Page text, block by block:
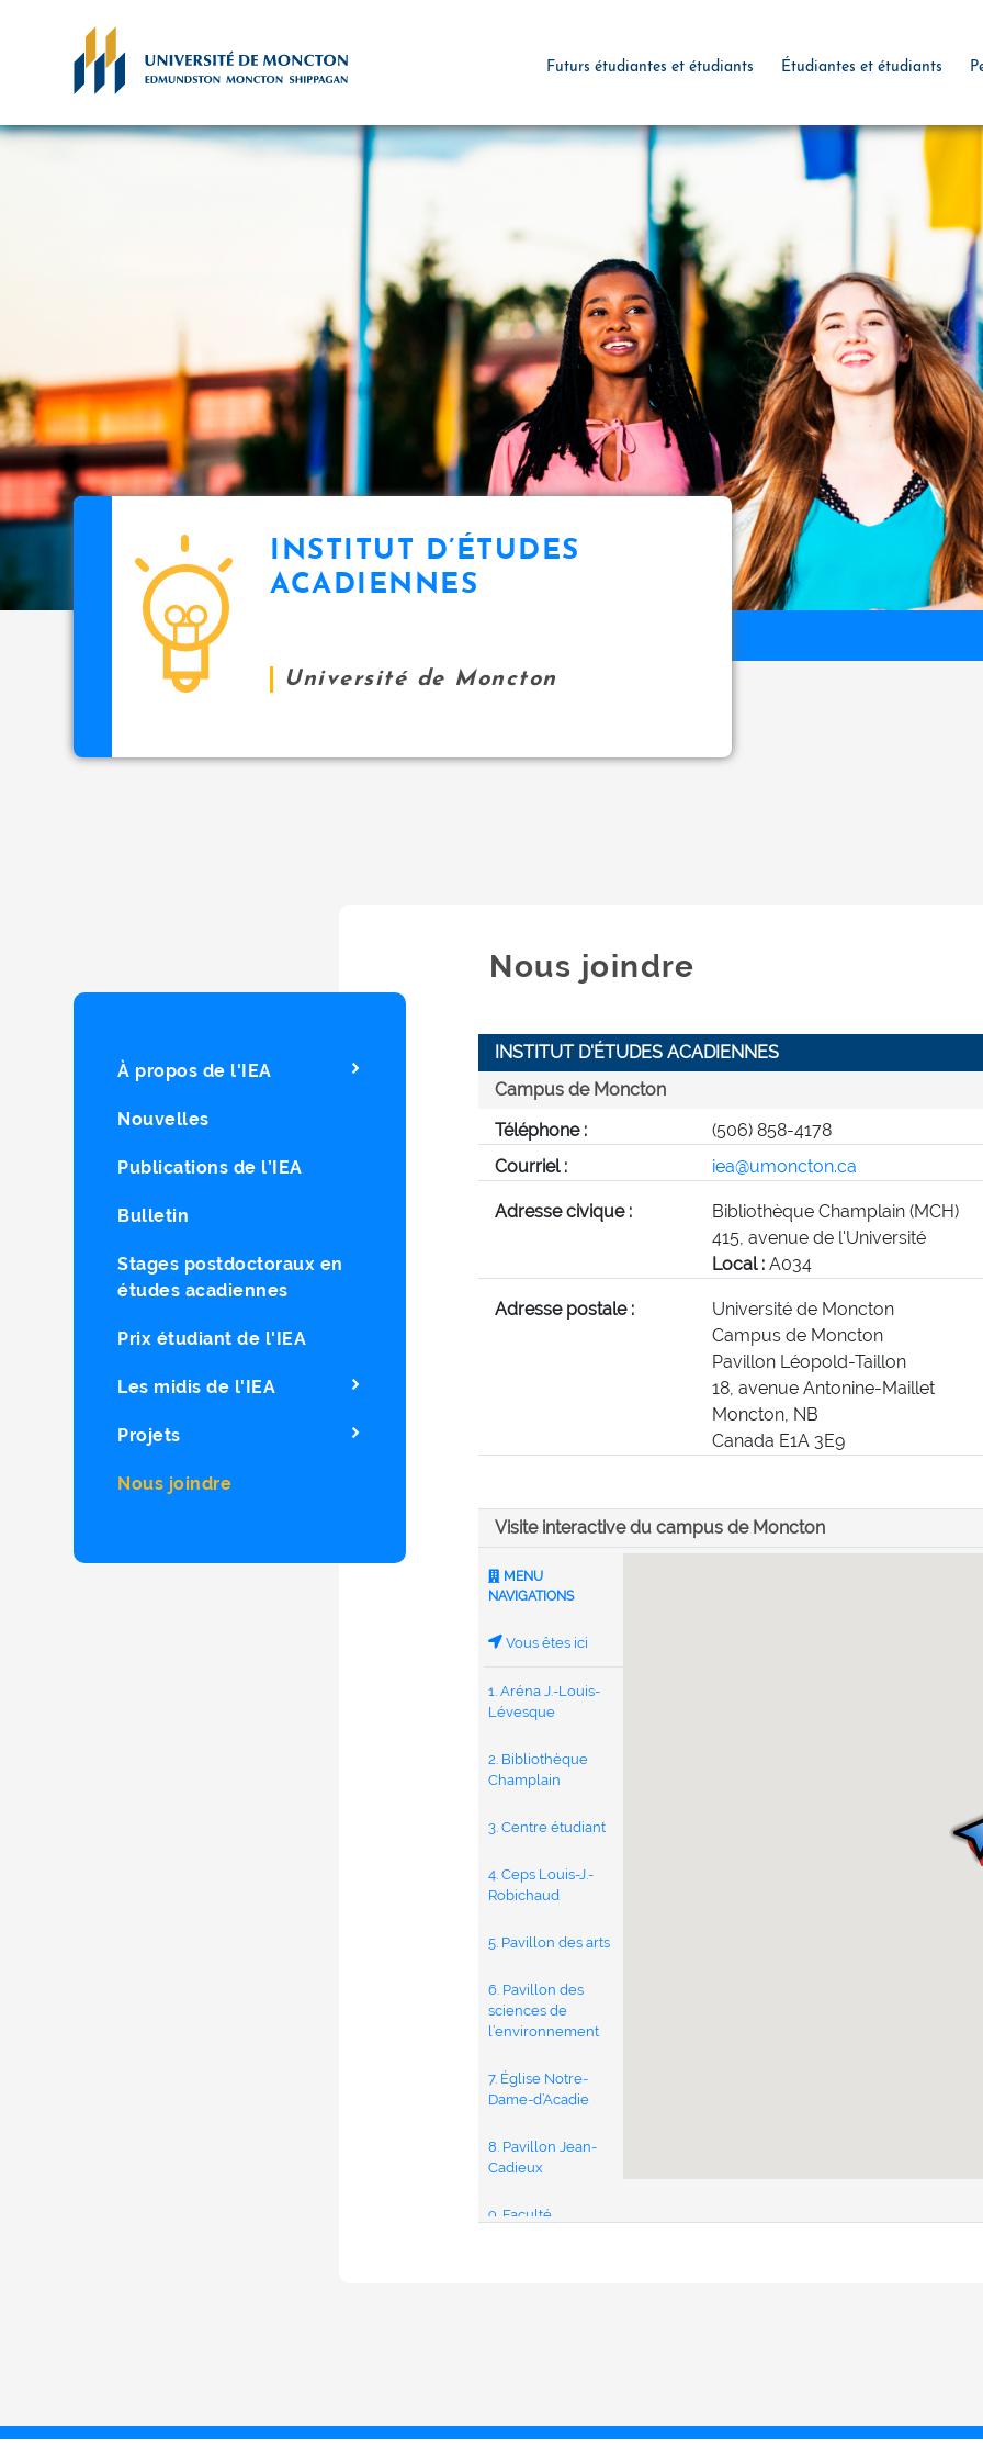
Futurs étudiantes et étudiants Étudiantes et étudiants
INSTITUT D’ÉTUDES
ACADIENNES
Université de Moncton
À propos de l'IEA
Nouvelles
Publications de l’IEA
Bulletin
Stages postdoctoraux en
études acadiennes
Prix étudiant de l'IEA
Les midis de l'IEA
Projets
Nous joindre
Nous joindre
INSTITUT D'ÉTUDES ACADIENNES
Campus de Moncton
Téléphone :
(506) 858-4178
Courriel :
iea@umoncton.ca
Adresse civique :
Bibliothèque Champlain (MCH)
415, avenue de l'Université
Local :A034
Adresse postale :
Université de Moncton
Campus de Moncton
Pavillon Léopold-Taillon
18, avenue Antonine-Maillet
Moncton, NB
Canada E1A 3E9
Visite interactive du campus de Moncton
MENU
NAVIGATIONS
Vous êtes ici
1. Aréna J.-Louis-
Lévesque
2. Bibliothèque
Champlain
3. Centre étudiant
4. Ceps Louis-J.-
Robichaud
5. Pavillon des arts
6. Pavillon des
sciences de
l’environnement
7. Église Notre-
Dame-d’Acadie
8. Pavillon Jean-
Cadieux
9. Faculté